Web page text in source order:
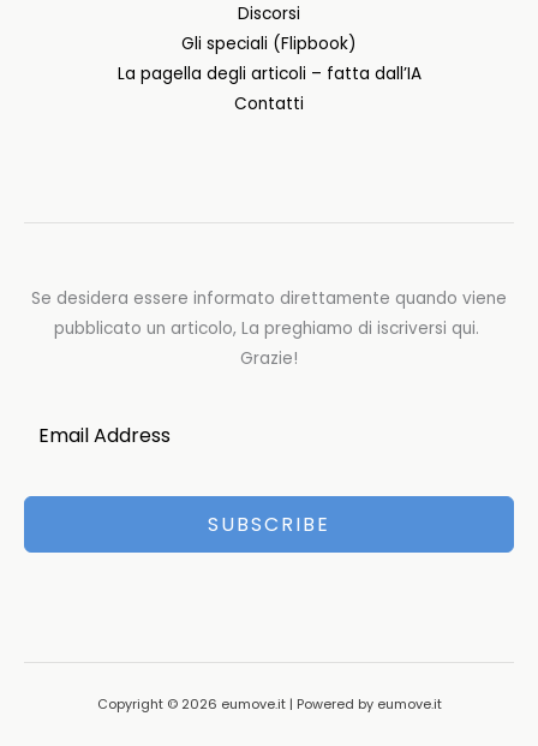
Discorsi
Gli speciali (Flipbook)
La pagella degli articoli – fatta dall’IA
Contatti
Se desidera essere informato direttamente quando viene
pubblicato un articolo, La preghiamo di iscriversi qui.
Grazie!
SUBSCRIBE
Copyright © 2026 eumove.it | Powered by eumove.it